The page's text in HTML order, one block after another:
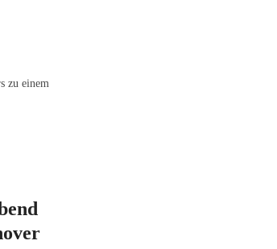
zu einem